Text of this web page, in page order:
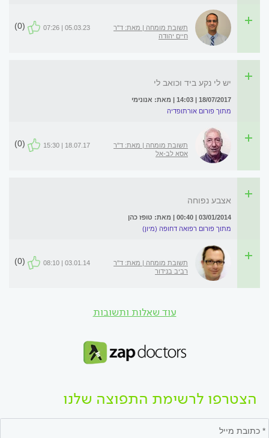
תשובת מומחה | מאת: ד"ר
חיים יהודה
05.03.23 | 07:26
(0)
יש לי נקע ביד וכואב לי
18/07/2017 | 14:03 | מאת: אנונימי
מתוך פורום אורתופדיה
תשובת מומחה | מאת: ד"ר
אסא לב-אל
18.07.17 | 15:30
(0)
אצבע נפוחה
03/01/2014 | 00:40 | מאת: טופז כהן
מתוך פורום רפואה דחופה (מיון)
תשובת מומחה | מאת: ד"ר
רביב בנידור
03.01.14 | 08:10
(0)
עוד שאלות ותשובות
הצטרפו לרשימת התפוצה שלנו